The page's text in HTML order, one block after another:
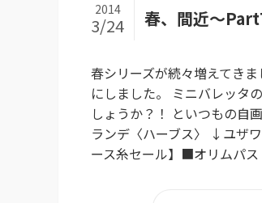
春、間近～
2014
3/24
春シリーズが続々増えてき
にしました。 ミニバレッタ
しょうか？！ といつもの自
ランデ〈ハーブス〉 ↓ユザ
ース糸セール】■オリムパ